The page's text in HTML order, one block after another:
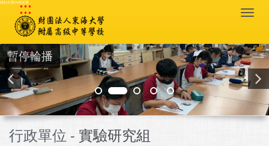
跳到主要內容區塊
:::
暫停輪播
行政單位 - 實驗研究組